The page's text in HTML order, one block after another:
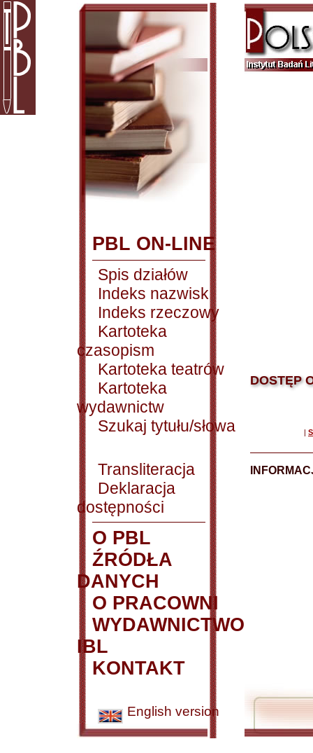
PBL ON-LINE
Spis działów
Indeks nazwisk
Indeks rzeczowy
Kartoteka
czasopism
Kartoteka teatrów
Kartoteka
wydawnictw
Szukaj tytułu/słowa
Transliteracja
Deklaracja
dostępności
O PBL
ŹRÓDŁA
DANYCH
O PRACOWNI
WYDAWNICTWO
IBL
KONTAKT
English version
DOSTĘP
|